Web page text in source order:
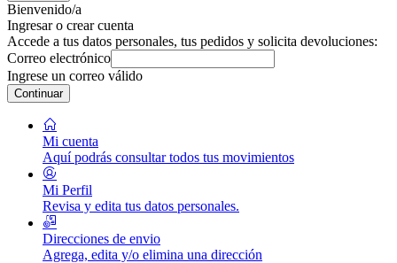
Bienvenido/a
Ingresar o crear cuenta
Accede a tus datos personales, tus pedidos y solicita devoluciones:
Correo electrónico
Ingrese un correo válido
Continuar
Mi cuenta
Aquí podrás consultar todos tus movimientos
Mi Perfil
Revisa y edita tus datos personales.
Direcciones de envio
Agrega, edita y/o elimina una dirección